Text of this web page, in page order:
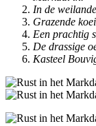
In de
Grazende
Een prachtig
De drassige
Kasteel